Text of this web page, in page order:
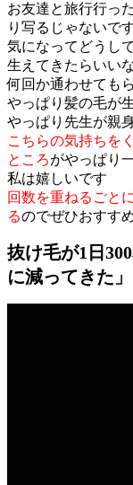
お友達と旅行行っ
り写るじゃないで
気になってどうし
生えてきたらいい
何回か通わせても
やっぱり髪の毛が
やっぱり先生が親
こちらの気持ちを
ところがやっぱり
私は嬉しいです
回数を重ねるごと
るのでぜひおすす
抜け毛が1日
に減ってきた